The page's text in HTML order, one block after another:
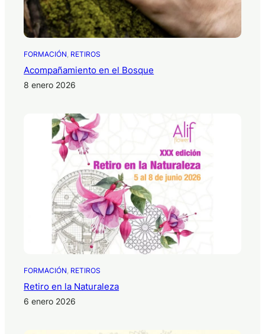
FORMACIÓN RETIROS
Acompañamiento en el Bosque
8 enero 2026
FORMACIÓN RETIROS
Retiro en la Naturaleza
6 enero 2026